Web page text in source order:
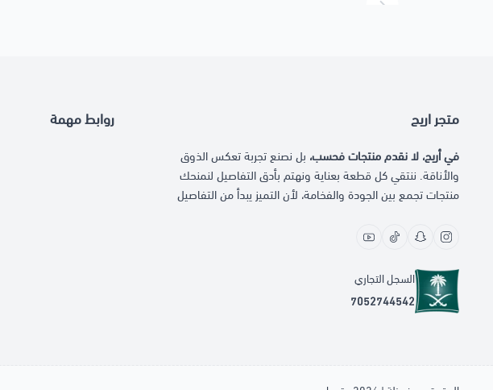
متجر اريج
في أريج، لا نقدم منتجات فحسب، بل نصنع تجربة تعكس الذوق
والأناقة. ننتقي كل قطعة بعناية ونهتم بأدق التفاصيل لنمنحك
منتجات تجمع بين الجودة والفخامة، لأن التميز يبدأ من التفاصيل
السجل التجاري
7052744542
روابط مهمة